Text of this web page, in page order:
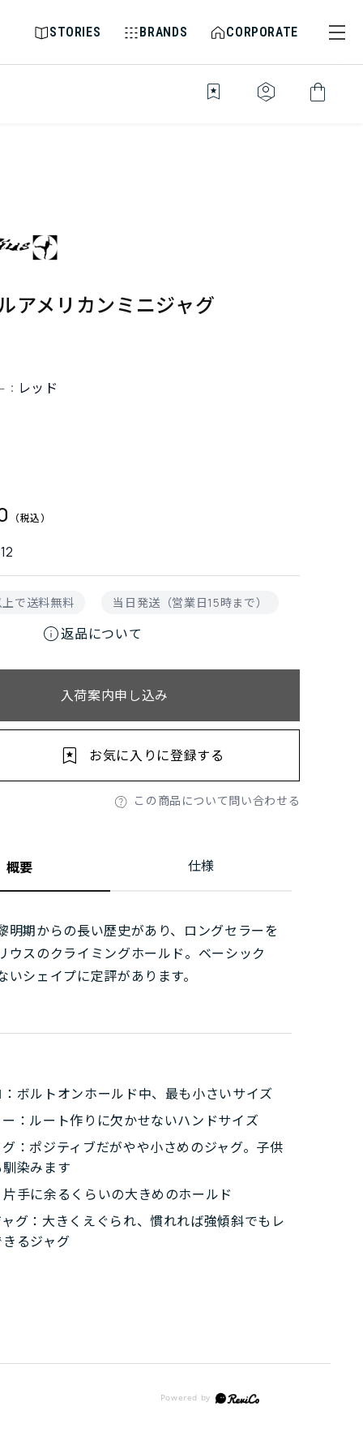
STORIES BRANDS CORPORATE
bookmark_star identity_platform shopping_bag
アメリカンミニジャグ
： レッド
で送料無料 当日発送（営業日15時まで）
info返品について
入荷案内申し込み
この商品について問い合わせる
お気に入りに登録する
概要 仕様
明期からの長い歴史があり、ロングセラーを
ウスのクライミングホールド。ベーシック
いシェイプに定評があります。
ボルトオンホールド中、最も小さいサイズ
：ルート作りに欠かせないハンドサイズ
：ポジティブだがやや小さめのジャグ。子供
染みます
手に余るくらいの大きめのホールド
グ：大きくえぐられ、慣れれば強傾斜でもレ
るジャグ